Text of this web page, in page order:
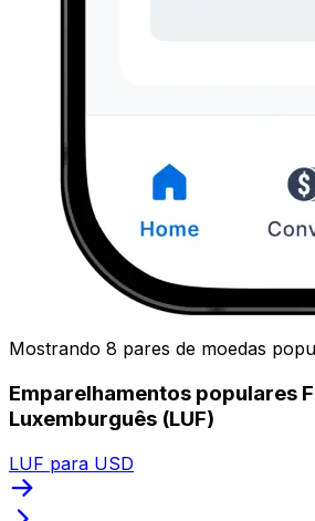
Mostrando 8 pares de moedas
Emparelhamentos populares
Luxemburguês (LUF)
LUF para USD